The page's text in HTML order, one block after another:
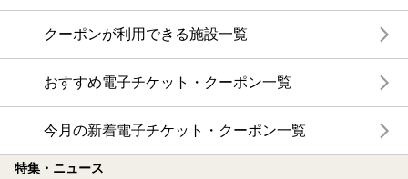
クーポンが利用できる施設一覧
おすすめ電子チケット・クーポン一覧
今月の新着電子チケット・クーポン一覧
特集・ニュース